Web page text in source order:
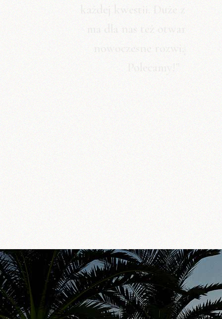
każdej kwestii. Duże znaczenie
ma dla nas też otwartość na
nowoczesne rozwiązania.
Polecamy!”